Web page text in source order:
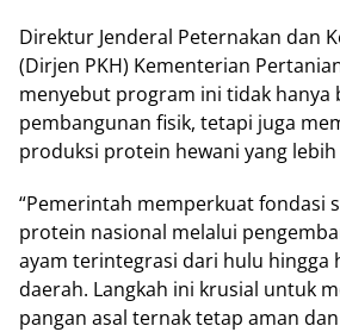
Direktur Jenderal Peternakan dan
(Dirjen PKH) Kementerian
menyebut program ini tidak hanya
pembangunan fisik, tetapi juga
produksi protein hewani yang lebih
“Pemerintah memperkuat fondasi
protein nasional melalui
ayam terintegrasi dari hulu hingga
daerah. Langkah ini krusial untuk
pangan asal ternak tetap aman